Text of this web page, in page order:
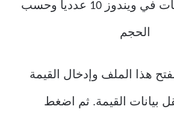
هذا الملف وإدخال القيمة
في حقل بيانات القيمة. ثم اضغط